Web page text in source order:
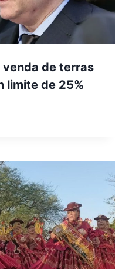
de terras
limite de 25%